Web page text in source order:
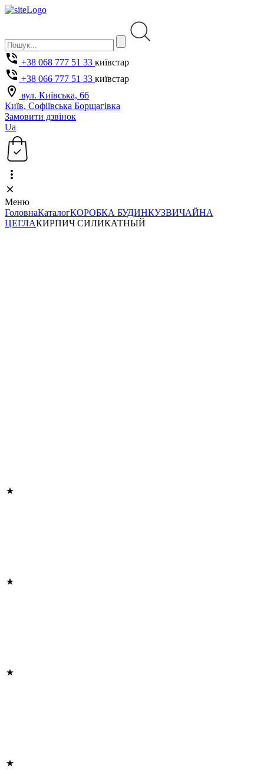
+38 068 777 51 33 київстар
+38 066 777 51 33 київстар
вул. Київська, 66
Київ, Софіївська Борщагівка
Замовити дзвінок
Ua
Меню
ГоловнаКаталогКОРОБКА БУДИНКУЗВИЧАЙНА
ЦЕГЛАКИРПИЧ СИЛИКАТНЫЙ